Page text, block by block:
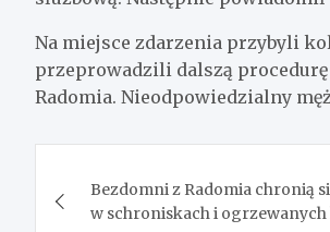
Na miejsce zdarzenia przybyli
przeprowadzili dalszą procedurę
Radomia. Nieodpowiedzialny
wpisu
Bezdomni z Radomia chronią
w schroniskach i